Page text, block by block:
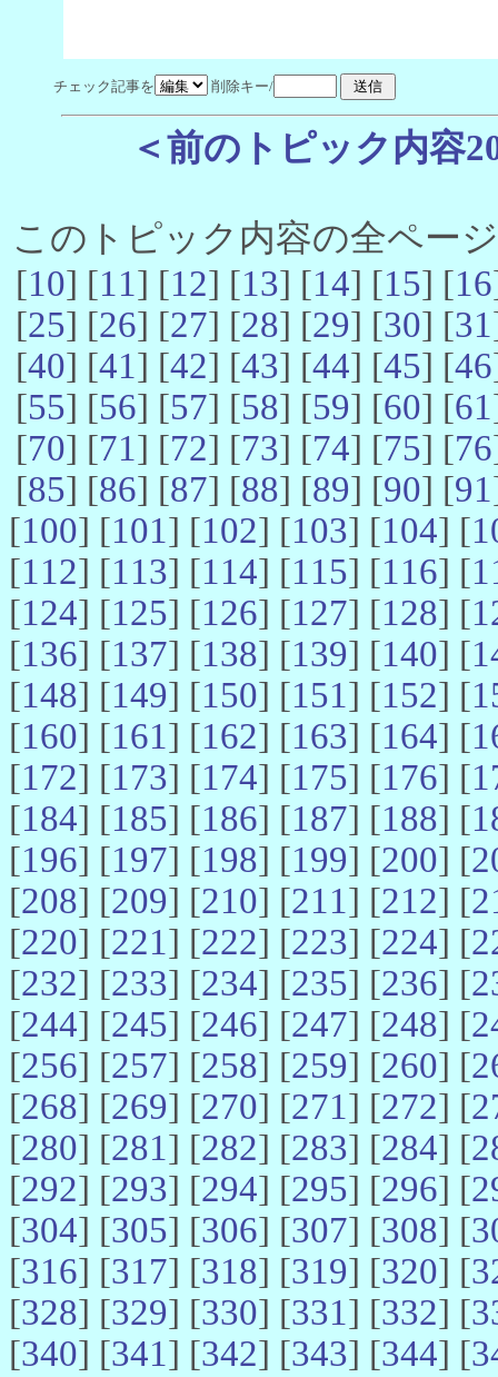
チェック記事を 削除キー/
＜前のトピック内容
このトピック内容の全ペー
[10] [11] [12] [13] [14] [15] [16
[25] [26] [27] [28] [29] [30] [31
[40] [41] [42] [43] [44] [45] [46
[55] [56] [57] [58] [59] [60] [61
[70] [71] [72] [73] [74] [75] [76
[85] [86] [87] [88] [89] [90] [91
[100] [101] [102] [103] [104] [
[112] [113] [114] [115] [116] [
[124] [125] [126] [127] [128] [
[136] [137] [138] [139] [140] [
[148] [149] [150] [151] [152] [
[160] [161] [162] [163] [164] [
[172] [173] [174] [175] [176] [
[184] [185] [186] [187] [188] [
[196] [197] [198] [199] [200] [
[208] [209] [210] [211] [212] [
[220] [221] [222] [223] [224] [
[232] [233] [234] [235] [236] [
[244] [245] [246] [247] [248] [
[256] [257] [258] [259] [260] [
[268] [269] [270] [271] [272] [
[280] [281] [282] [283] [284] [
[292] [293] [294] [295] [296] [
[304] [305] [306] [307] [308] [
[316] [317] [318] [319] [320] [
[328] [329] [330] [331] [332] [
[340] [341] [342] [343] [344] [